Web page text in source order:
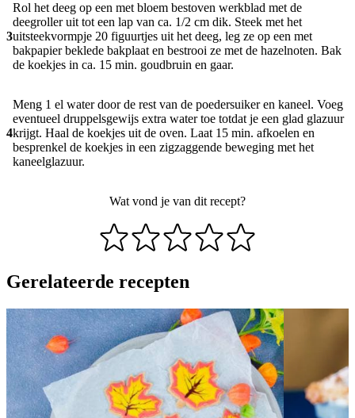
3
Rol het deeg op een met bloem bestoven werkblad met de
deegroller uit tot een lap van ca. 1/2 cm dik. Steek met het
uitsteekvormpje 20 figuurtjes uit het deeg, leg ze op een met
bakpapier beklede bakplaat en bestrooi ze met de hazelnoten. Bak
de koekjes in ca. 15 min. goudbruin en gaar.
4
Meng 1 el water door de rest van de poedersuiker en kaneel. Voeg
eventueel druppelsgewijs extra water toe totdat je een glad glazuur
krijgt. Haal de koekjes uit de oven. Laat 15 min. afkoelen en
besprenkel de koekjes in een zigzaggende beweging met het
kaneelglazuur.
Wat vond je van dit recept?
Gerelateerde recepten